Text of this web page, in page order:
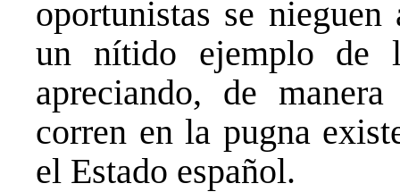
oportunistas se
un nítido ejemplo de
apreciando, de
corren en la pugna
el Estado español.